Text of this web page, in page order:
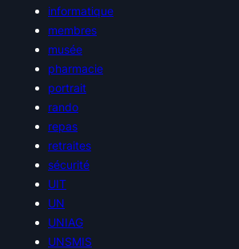
informatique
membres
musée
pharmacie
portrait
rando
repas
retraites
sécurité
UIT
UN
UNIAG
UNSMIS